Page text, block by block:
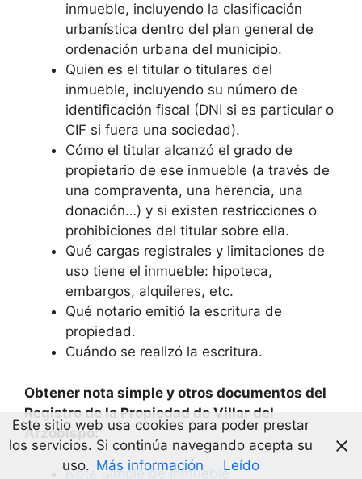
inmueble, incluyendo la clasificación
urbanística dentro del plan general de
ordenación urbana del municipio.
Quien es el titular o titulares del
inmueble, incluyendo su número de
identificación fiscal (DNI si es particular o
CIF si fuera una sociedad).
Cómo el titular alcanzó el grado de
propietario de ese inmueble (a través de
una compraventa, una herencia, una
donación…) y si existen restricciones o
prohibiciones del titular sobre ella.
Qué cargas registrales y limitaciones de
uso tiene el inmueble: hipoteca,
embargos, alquileres, etc.
Qué notario emitió la escritura de
propiedad.
Cuándo se realizó la escritura.
Obtener nota simple y otros documentos del
Registro de la Propiedad de Villar del
Arzobispo:
Nota Simple de Inmueble
Este sitio web usa cookies para poder prestar
los servicios. Si continúa navegando acepta su
uso. Más información Leído